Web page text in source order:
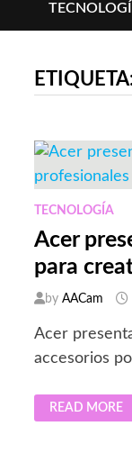
TECNOLOGÍA
Acer
para
byAACam
Acer
accesorios
ACER
PRESENTA
READ MORE